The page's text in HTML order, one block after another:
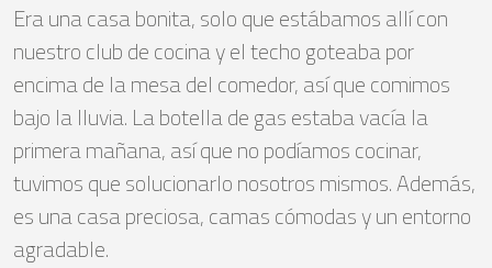
Era una casa bonita, solo que estábamos allí con
nuestro club de cocina y el techo goteaba por
encima de la mesa del comedor, así que comimos
bajo la lluvia. La botella de gas estaba vacía la
primera mañana, así que no podíamos cocinar,
tuvimos que solucionarlo nosotros mismos. Además,
es una casa preciosa, camas cómodas y un entorno
agradable.